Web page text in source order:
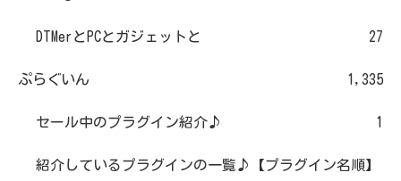
DTMerとPCとガジェットと 27
ぷらぐいん 1,335
セール中のプラグイン紹介♪ 1
紹介しているプラグインの一覧♪【プラグイン名順】